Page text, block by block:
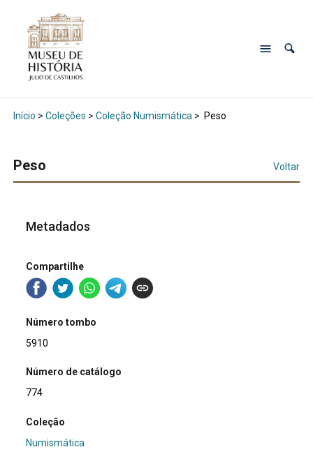
Início > Coleções > Coleção Numismática > Peso
Peso Voltar
Metadados
Compartilhe
Número tombo
5910
Número de catálogo
774
Coleção
Numismática